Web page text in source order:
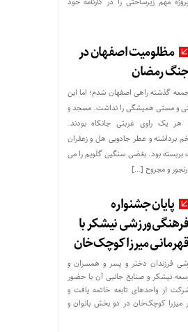
مظلومیت اصفهان در
رمضان
گذشته راهی اصفهان شدم؛ اما این
و مستی همیشگی را نداشت. مسجد و
هر یک راوی غربتی جانکاه بودند.
برداشته و عطر جادویی هل و زعفران
بربسته بود. بغضی سنگین گلویم را می
رنجور و مجروح […]
پایان جشنواره
فرهنگی‌ورزشی نیشکر با
قهرمانی میرزا کوچک‌خان
فرزندان دختر و پسر و همسران و
نیشکر و صنایع جانبی آن با حضور
ورزشکار از 13 شرکت از واحدهای تابعه خاتمه یافت و
کوچک‌خان در دو بخش بانوان و